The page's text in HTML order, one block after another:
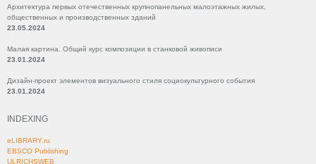
Архитектура первых отечественных крупнопанельных малоэтажных жилых,
общественных и производственных зданий
23.05.2024
Малая картина. Общий курс композиции в станковой живописи
23.01.2024
Дизайн-проект элементов визуального стиля социокультурного события
23.01.2024
INDEXING
eLIBRARY.ru
EBSCO Publishing
ULRICHSWEB